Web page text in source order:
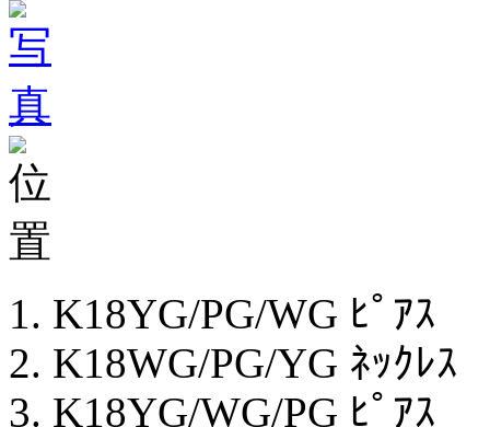
K18YG/PG/WG ﾋﾟｱｽ
K18WG/PG/YG ﾈｯｸﾚｽ
K18YG/WG/PG ﾋﾟｱｽ